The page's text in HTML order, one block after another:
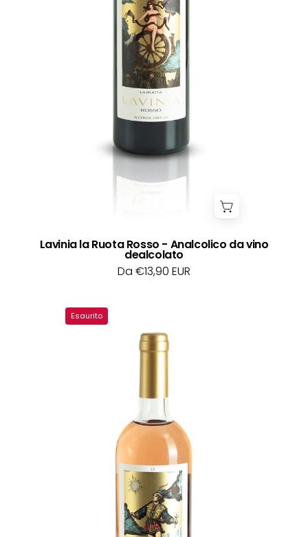
Lavinia la Ruota Rosso - Analcolico da vino
dealcolato
Da €13,90 EUR
matto
senza
alcol
Esaurito